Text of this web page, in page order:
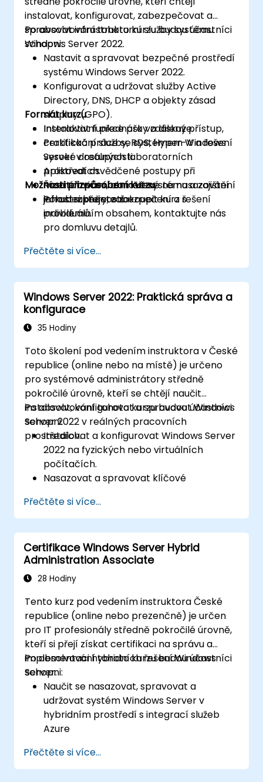
instalovat, konfigurovat, zabezpečovat a
spravovat infrastrukturní služby systému
Windows Server 2022.
Po absolvování tohoto kurzu budou účastníci
schopni:
Nastavit a spravovat bezpečné prostředí
systému Windows Server 2022.
Konfigurovat a udržovat služby Active
Directory, DNS, DHCP a objekty zásad
skupiny (GPO).
Instalovat funkce pro vzdálený přístup,
certifikační služby, RDS, Hyper-V a řešení
vysoké dostupnosti.
Aplikovat osvědčené postupy při
monitorování, obnově systému a zajištění
jeho bezpečnosti.
Formát kurzu
Interaktivní přednášky a diskuze.
Praktická práce se systémem Windows
Server v reálných laboratorních
prostředích.
Řízené cvičení zaměřené na nasazování
infrastruktury, zabezpečení a řešení
problémů.
Možnosti přizpůsobení kurzu
Pokud si přejete zakoupit kurz s
individuálním obsahem, kontaktujte nás
pro domluvu detajlů.
Přečtěte si více...
Windows Server 2022: Praktická správa a
konfigurace
35 Hodiny
Toto školení pod vedením instruktora v České
republice (online nebo na místě) je určeno
pro systémové administrátory středně
pokročilé úrovně, kteří se chtějí naučit
instalovat, konfigurovat a spravovat Windows
Server 2022 v reálných pracovních
prostředích.
Po absolvování tohoto kurzu budou účastníci
schopni:
Instalovat a konfigurovat Windows Server
2022 na fyzických nebo virtuálních
počítačích.
Nasazovat a spravovat klíčové
a DHCP.
Implementovat virtualizaci, řešení pro
ukládání dat a síťové služby podle
osvědčených postupů.
Zabezpečit a spravovat serverové role
včetně vzdálené plochy, IIS a WSUS.
Přečtěte si více...
Certifikace Windows Server Hybrid
Administration Associate
28 Hodiny
Tento kurz pod vedením instruktora České
republice (online nebo prezenčně) je určen
pro IT profesionály středně pokročilé úrovně,
kteří si přejí získat certifikaci na správu a
implementaci hybridních řešení Windows
Server.
Po absolvování tohoto kurzu budou účastníci
schopni:
Naučit se nasazovat, spravovat a
udržovat systém Windows Server v
hybridním prostředí s integrací služeb
Azure
spravovat službu Active Directory Domain
Services (AD DS) a synchronizovat
Přečtěte si více...